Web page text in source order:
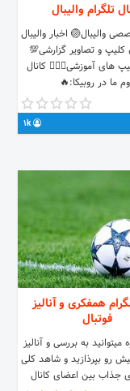
تلگرام والیبال
والیبال🏐 اخبار والیبال
کلیپ و تصاویر گزارشی💯
های آموزشی🏃🏻‍♂️ کانال
ما در روبیکا:🔥
https://rubika.ir/
1k
همفکری و آنالیز
فوتبال
میتوانید به بررسی و آنالیز
رو بپرذازید و شاهد کلی
جذاب بین اعضای کانال